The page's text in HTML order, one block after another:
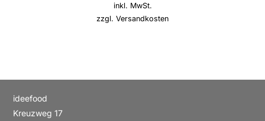
inkl. MwSt.
zzgl. Versandkosten
ideefood
Kreuzweg 17